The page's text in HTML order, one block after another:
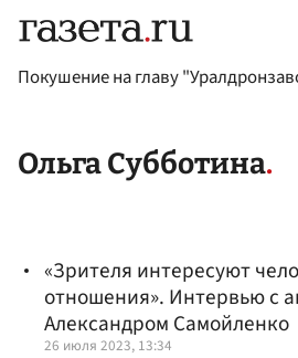
Покушение на главу
Ольга Субботина
«Зрителя интересуют
отношения». Интервью с
Александром Самойленко
26 июля 2023, 13:34